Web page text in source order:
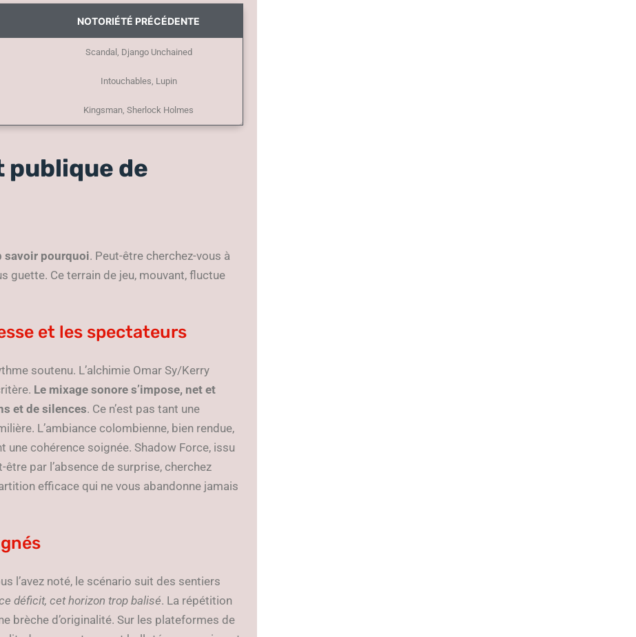
NOTORIÉTÉ PRÉCÉDENTE
Scandal, Django Unchained
Intouchables, Lupin
Kingsman, Sherlock Holmes
de
savoir pourquoi. Peut-être cherchez-vous à
guette. Ce terrain de jeu, mouvant, fluctue
et les spectateurs
soutenu. L’alchimie Omar Sy/Kerry
Le mixage sonore s’impose, net et
et de silences. Ce n’est pas tant une
L’ambiance colombienne, bien rendue,
une cohérence soignée. Shadow Force, issu
par l’absence de surprise, cherchez
efficace qui ne vous abandonne jamais
l’avez noté, le scénario suit des sentiers
déficit, cet horizon trop balisé. La répétition
brèche d’originalité. Sur les plateformes de